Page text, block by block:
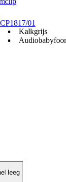
CP1817/01
Kalkgrijs
leeg